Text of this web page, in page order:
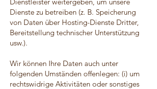
Dienste zu betreiben (z. B. Speicherung
von Daten über Hosting-Dienste Dritter,
Bereitstellung technischer Unterstützung
usw.).
Wir können Ihre Daten auch unter
folgenden Umständen offenlegen: (i) um
rechtswidrige Aktivitäten oder sonstiges